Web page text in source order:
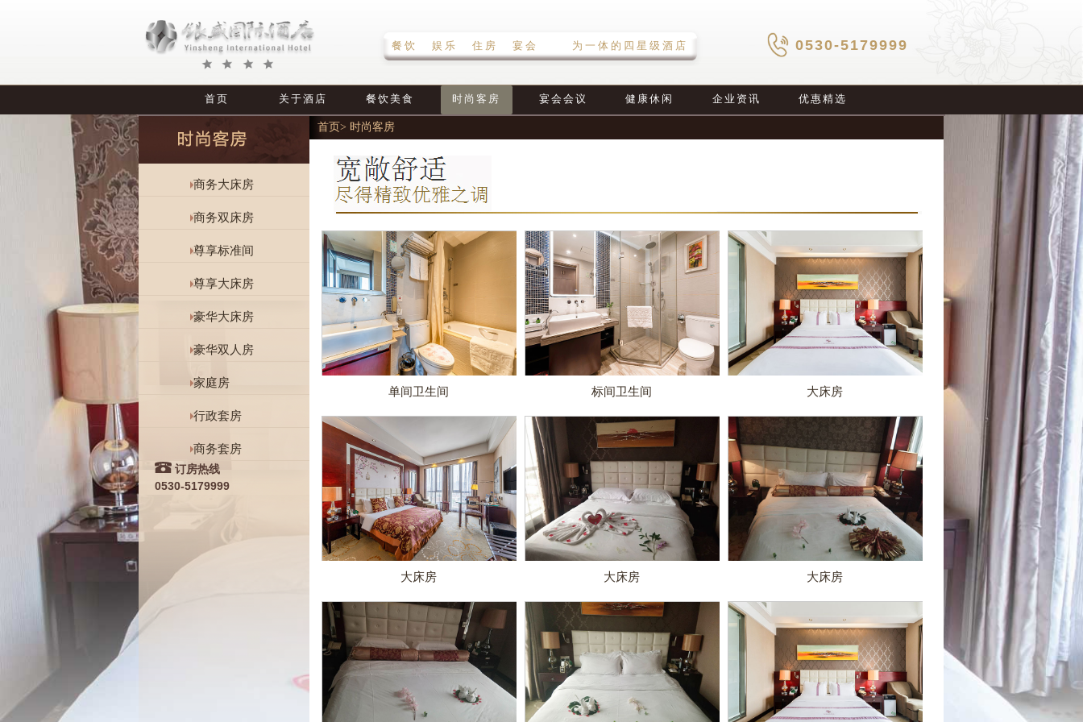
餐饮 娱乐 住房 宴会 为一体的四星级酒店 0530-5179999
首页 关于酒店 餐饮美食 时尚客房 宴会会议 健康休闲 企业资讯 优惠精选
商务大床房
商务双床房
尊享标准间
尊享大床房
豪华大床房
豪华双人房
家庭房
行政套房
商务套房
订房热线
0530-5179999
首页> 时尚客房
单间卫生间 标间卫生间 大床房
大床房 大床房 大床房